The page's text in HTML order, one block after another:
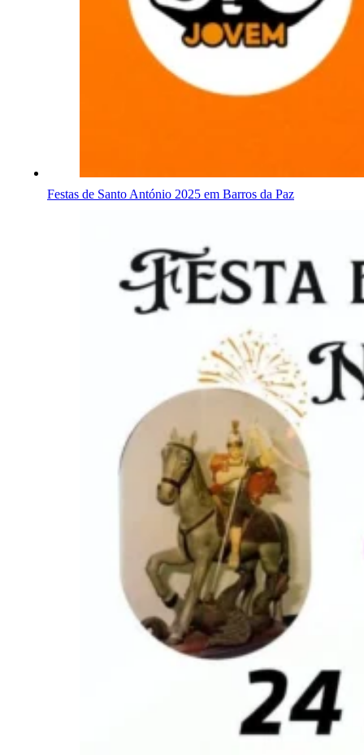
Festas de Santo António 2025 em Barros da Paz